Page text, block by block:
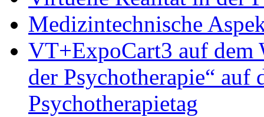
Medizintechnische
VT+ExpoCart3 auf dem
der Psychotherapie“ auf
Psychotherapietag